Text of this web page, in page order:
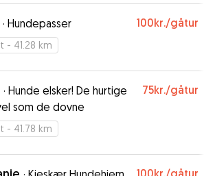
· Hundepasser 100kr./gåtur
- 41.28 km
· Hunde elsker! De hurtige
som de dovne
75kr./gåtur
- 41.78 km
100kr. /gåtur